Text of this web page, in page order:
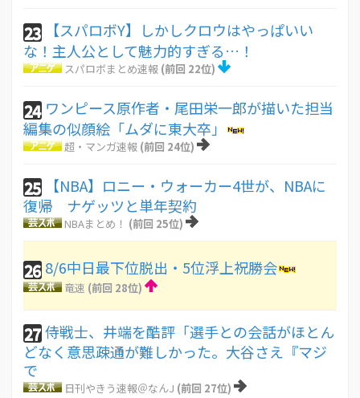
23
【スパロボY】しかしクロウはやっぱいい
な！主人公として魅力的すぎる…！
スパロボまとめ速報 (前回 22位)
24 ワンピース原作者・尾田栄一郎が描いた担当
編集の似顔絵「ムダに東大卒」
超・マンガ速報 (前回 24位)
25
【NBA】ロニー・ウォーカー4世が、NBAに
復帰 ナゲッツと単年契約
NBAまとめ！ (前回 25位)
26 8/6中日最下位脱出・5位浮上祝勝会
竜速 (前回 28位)
27侍戦士、井端を酷評「選手との会話がほとん
どなく意思疎通が難しかった。大谷さえ『マジ
で
日刊やきう速報＠なんJ (前回 27位)